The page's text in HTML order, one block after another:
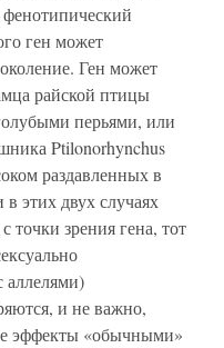
ген может
Ген может
райской птицы
перьями, или
Ptilonorhynchus
раздавленных в
этих двух случаях
точки зрения гена, тот
аллелями)
и не важно,
эффекты «обычными»